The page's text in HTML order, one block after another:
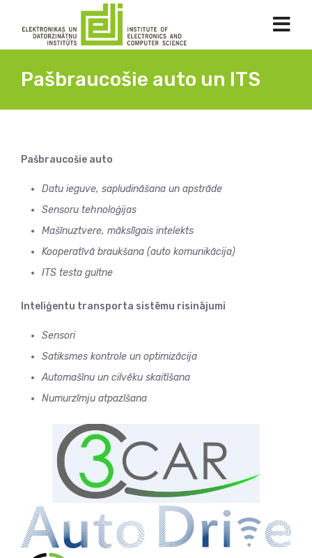
Pašbraucošie auto un ITS
Pašbraucošie auto
Datu ieguve, sapludināšana un apstrāde
Sensoru tehnoloģijas
Mašīnuztvere, mākslīgais intelekts
Kooperatīvā braukšana (auto komunikācija)
ITS testa gultne
Inteliģentu transporta sistēmu risinājumi
Sensori
Satiksmes kontrole un optimizācija
Automašīnu un cilvēku skaitīšana
Numurzīmju atpazīšana